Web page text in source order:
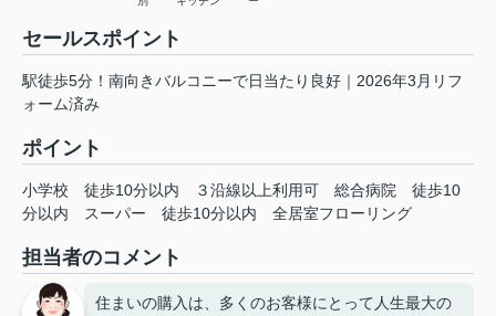
セールスポイント
駅徒歩5分！南向きバルコニーで日当たり良好｜2026年3月リフ
ォーム済み
ポイント
小学校 徒歩10分以内 ３沿線以上利用可 総合病院
徒歩10
分以内
スーパー 徒歩10分以内 全居室フローリング
担当者のコメント
住まいの購入は、多くのお客様にとって人生最大の